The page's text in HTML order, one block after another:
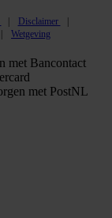
Disclaimer
Wetgeving